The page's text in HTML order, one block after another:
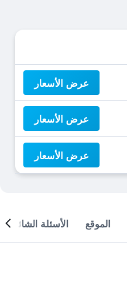
عرض الأسعار
عرض الأسعار
عرض الأسعار
الموقع الأسئلة الشائعة